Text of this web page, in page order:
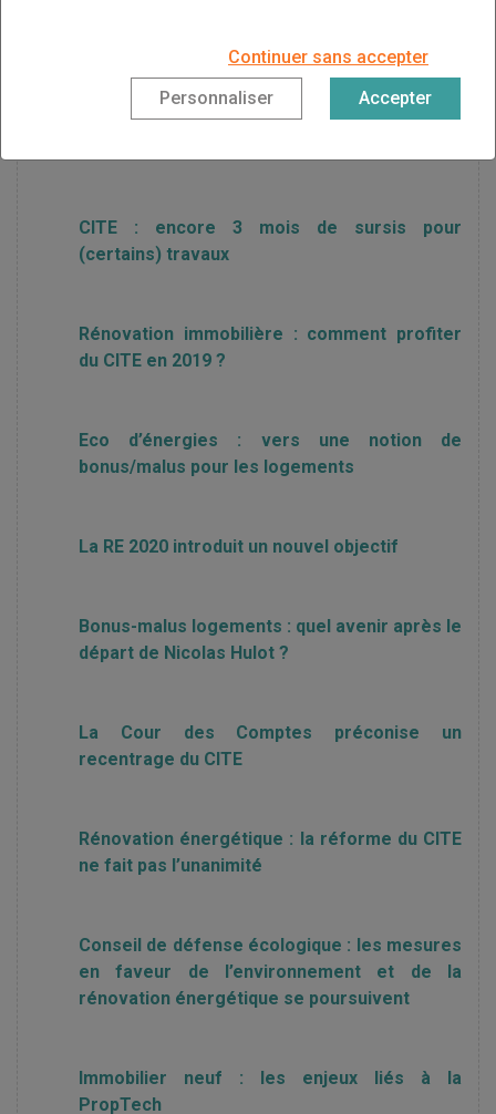
Dossier : Nicolas Hulot, l’homme du défi
CITE : encore 3 mois de sursis pour
(certains) travaux
Rénovation immobilière : comment profiter
du CITE en 2019 ?
Eco d’énergies : vers une notion de
bonus/malus pour les logements
La RE 2020 introduit un nouvel objectif
Bonus-malus logements : quel avenir après le
départ de Nicolas Hulot ?
La Cour des Comptes préconise un
recentrage du CITE
Rénovation énergétique : la réforme du CITE
ne fait pas l’unanimité
Conseil de défense écologique : les mesures
en faveur de l’environnement et de la
rénovation énergétique se poursuivent
Immobilier neuf : les enjeux liés à la
PropTech
Continuer sans accepter
Personnaliser
Accepter